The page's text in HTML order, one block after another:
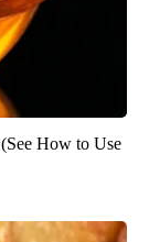
How to Use